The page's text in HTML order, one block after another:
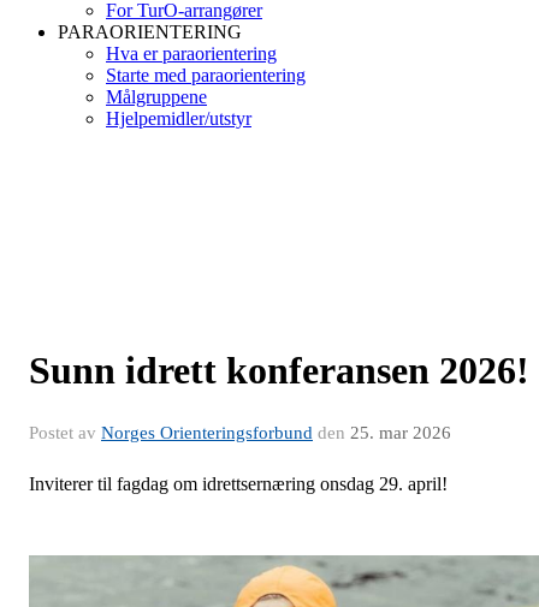
For TurO-arrangører
PARAORIENTERING
Hva er paraorientering
Starte med paraorientering
Målgruppene
Hjelpemidler/utstyr
Sunn idrett konferansen 2026!
Postet av Norges Orienteringsforbund den 25. mar 2026
Inviterer til fagdag om idrettsernæring onsdag 29. april!